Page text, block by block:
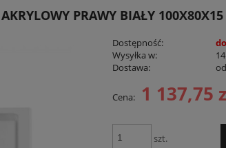
PRAWY BIAŁY 100X80X15
Dostępność:
Wysyłka w:
Dostawa:
Cena nie
Cena: 1 137,75
szt.